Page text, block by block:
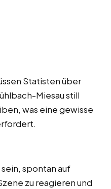
Statisten über
Miesau still
was eine gewisse
spontan auf
zu reagieren und